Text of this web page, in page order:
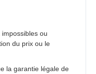
ou
du prix ou le
la garantie légale de